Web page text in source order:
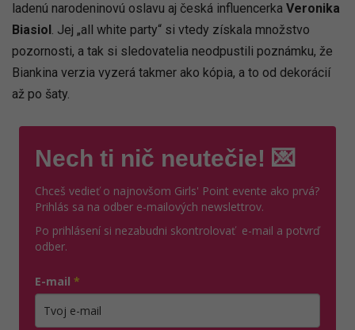
ladenú narodeninovú oslavu aj česká influencerka Veronika
Biasiol . Jej „all white party“ si vtedy získala množstvo
pozornosti, a tak si sledovatelia neodpustili poznámku, že
Biankina verzia vyzerá takmer ako kópia, a to od dekorácií
až po šaty.
Nech ti nič neutečie! 💌
Chceš vedieť o najnovšom Girls' Point evente ako prvá?
Prihlás sa na odber e-mailových newslettrov.
Po prihlásení si nezabudni skontrolovať e-mail a potvrď
odber.
E-mail *